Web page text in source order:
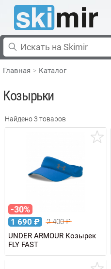
Главная Каталог
Козырьки
Найдено 3 товаров
-30%
1 690 ₽ 2 400₽
UNDER ARMOUR Козырек
FLY FAST